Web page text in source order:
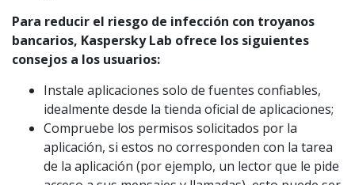
Para reducir el riesgo de infección con troyanos
bancarios, Kaspersky Lab ofrece los siguientes
consejos a los usuarios:
Instale aplicaciones solo de fuentes confiables,
idealmente desde la tienda oficial de aplicaciones;
Compruebe los permisos solicitados por la
aplicación, si estos no corresponden con la tarea
de la aplicación (por ejemplo, un lector que le pide